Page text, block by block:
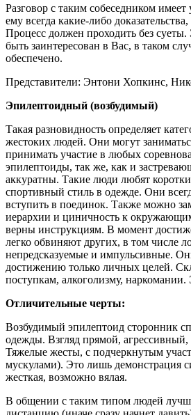
Разговор с таким собеседником
ему всегда какие-либо
Процесс должен проходить без
быть заинтересован в Вас, в таком
обеспечено.
Представители: Энтони Хопкинс,
Эпилептоидный (возбудимый)
Такая разновидность определяет
жестоких людей. Они могут
принимать участие в любых
эпилептоиды, так же, как и
аккуратны. Такие люди любят
спортивный стиль в одежде. Они
вступить в поединок. Также можно
иерархии и циничность к
верны инструкциям. В момент
легко обвиняют других, в том числе
непредсказуемые и импульсивные.
достижению только личных целей.
поступкам, алкоголизму,
Отличительные черты:
Возбудимый эпилептоид сторонник
одежды. Взгляд прямой,
Тяжелые жесты, с подчеркнутым
мускулами). Это лишь демонстрация
жесткая, возможно вялая.
В общении с таким типом людей